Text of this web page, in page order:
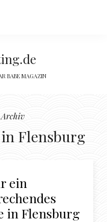
BABE MAGAZIN
Archiv
Flensburg
ein
in Flensburg